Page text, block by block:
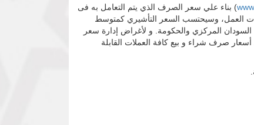
) بناء علي سعر الصرف الذي يتم التعامل به فى
العمل، وسيحتسب السعر التأشيري كمتوسط
عدا المعاملات بين بنك السودان المركزي والحكومة. و لأغراض إدارة سعر
تحديد أسعار صرف شراء و بيع كافة العملات القابلة
إعلانه فى لوحة الأسعار.